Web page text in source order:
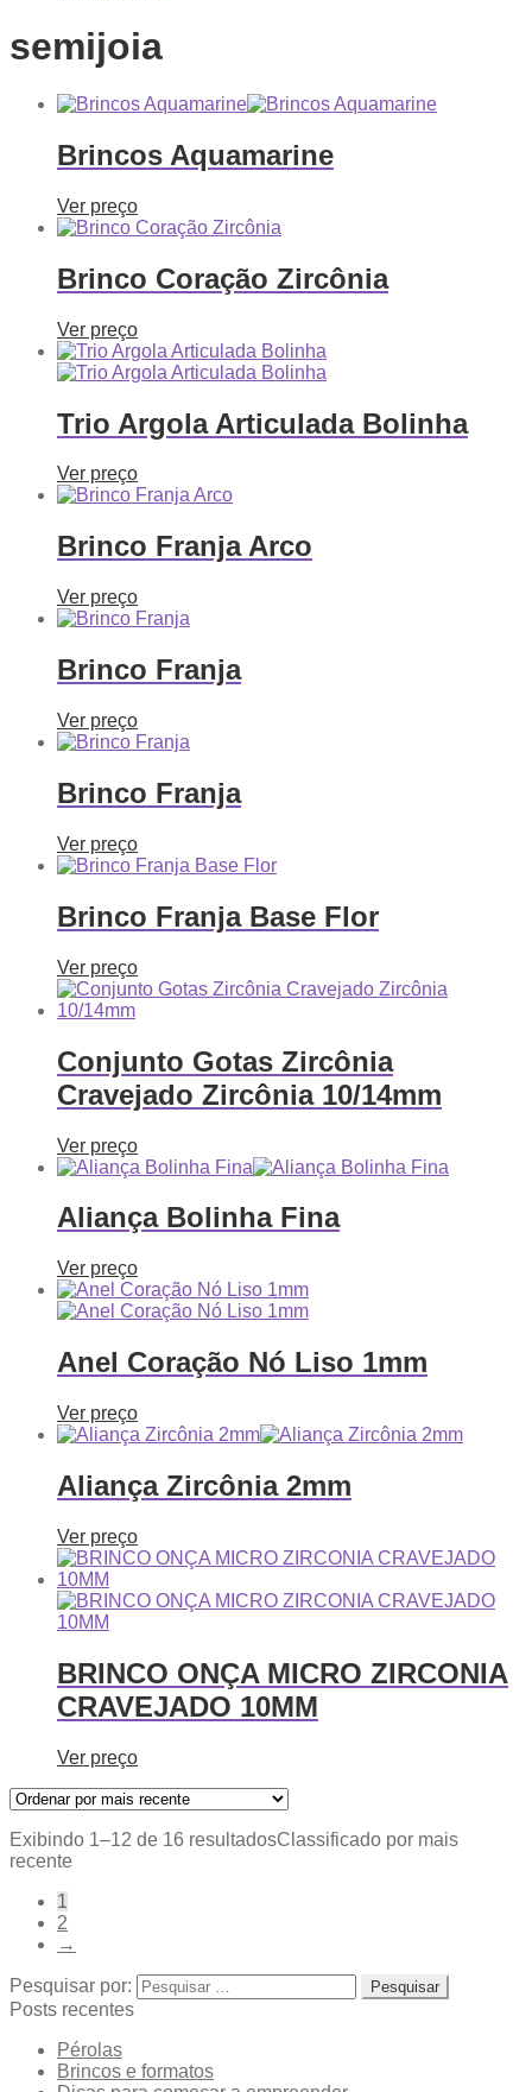
semijoia
Brincos Aquamarine
Ver preço
Brinco Coração Zircônia
Ver preço
Trio Argola Articulada Bolinha
Ver preço
Brinco Franja Arco
Ver preço
Brinco Franja
Ver preço
Brinco Franja
Ver preço
Brinco Franja Base Flor
Ver preço
Conjunto Gotas Zircônia
Cravejado Zircônia 10/14mm
Ver preço
Aliança Bolinha Fina
Ver preço
Anel Coração Nó Liso 1mm
Ver preço
Aliança Zircônia 2mm
Ver preço
BRINCO ONÇA MICRO ZIRCONIA
CRAVEJADO 10MM
Ver preço
Exibindo 1–12 de 16 resultadosClassificado por mais
recente
1
2
→
Pesquisar por:
Posts recentes
Pérolas
Brincos e formatos